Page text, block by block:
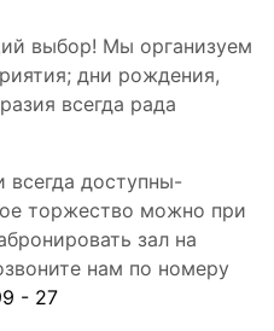
выбор! Мы организуем
дни рождения,
всегда рада
доступны-
торжество можно при
зал на
нам по номеру
- 27